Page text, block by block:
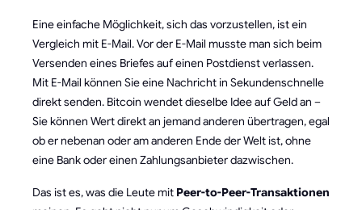
Eine einfache Möglichkeit, sich das vorzustellen, ist ein
Vergleich mit E-Mail. Vor der E-Mail musste man sich beim
Versenden eines Briefes auf einen Postdienst verlassen.
Mit E-Mail können Sie eine Nachricht in Sekundenschnelle
direkt senden. Bitcoin wendet dieselbe Idee auf Geld an –
Sie können Wert direkt an jemand anderen übertragen, egal
ob er nebenan oder am anderen Ende der Welt ist, ohne
eine Bank oder einen Zahlungsanbieter dazwischen.
Das ist es, was die Leute mit Peer-to-Peer-Transaktionen